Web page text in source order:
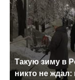
Такую зиму в
никто не ждал: